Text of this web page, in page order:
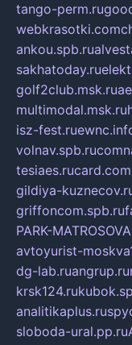
tango-perm.ru
webkrasotki.com
ankou.spb.ru
sakhatoday.ru
golf2club.msk.ru
multimodal.msk.ru
isz-fest.ru
volnav.spb.ru
tesiaes.ru
gildiya-
griffoncom.spb.ru
PARK-
avtoyurist-
dg-lab.ruangrup.ru
krsk124.ru
analitikaplus.ru
sloboda-ural.pp.ru